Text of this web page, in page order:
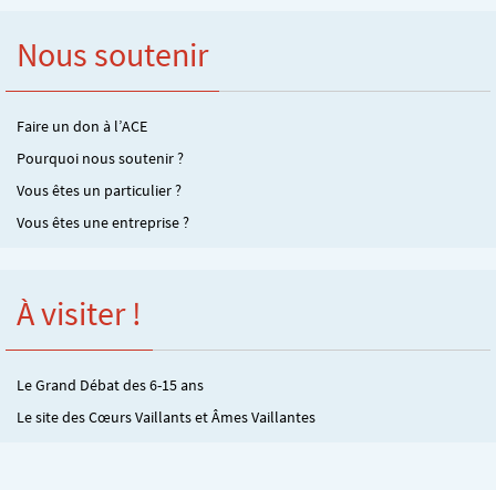
Nous soutenir
Faire un don à l’ACE
Pourquoi nous soutenir ?
Vous êtes un particulier ?
Vous êtes une entreprise ?
À visiter !
Le Grand Débat des 6-15 ans
Le site des Cœurs Vaillants et Âmes Vaillantes